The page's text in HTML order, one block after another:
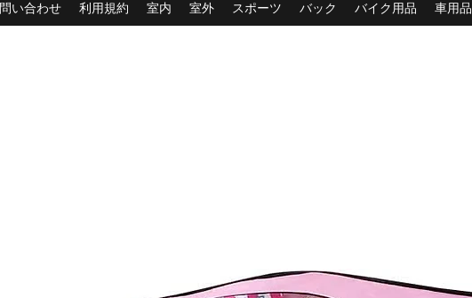
問い合わせ 利用規約 室内 室外 スポーツ バック バイク用品 車用品